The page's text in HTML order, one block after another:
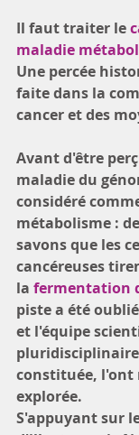
Il faut traiter le
maladie
Une percée
faite dans la
cancer et des
Avant d'être
maladie du
considéré
métabolisme :
savons que les
cancéreuses
la fermentation
piste a été
et l'équipe
constituée, l'ont
explorée.
S'appuyant sur